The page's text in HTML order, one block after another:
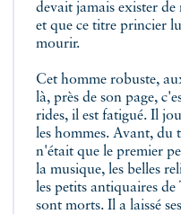
devait jamais exister
et que ce titre princier
mourir.
Cet homme robuste,
là, près de son page,
rides, il est fatigué. Il
les hommes. Avant, du
n'était que le premier
la musique, les belles
les petits antiquaires
sont morts. Il a laissé